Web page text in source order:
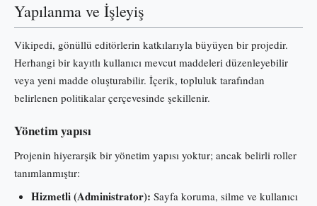
Yapılanma ve İşleyiş
Vikipedi, gönüllü editörlerin katkılarıyla büyüyen bir projedir.
Herhangi bir kayıtlı kullanıcı mevcut maddeleri düzenleyebilir
veya yeni madde oluşturabilir. İçerik, topluluk tarafından
belirlenen politikalar çerçevesinde şekillenir.
Yönetim yapısı
Projenin hiyerarşik bir yönetim yapısı yoktur; ancak belirli roller
tanımlanmıştır:
Hizmetli (Administrator): Sayfa koruma, silme ve kullanıcı